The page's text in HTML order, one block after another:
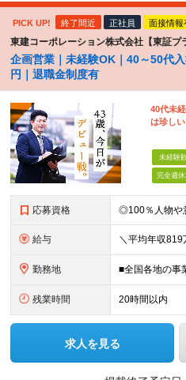
PICK UP! 終了間近 正社員 面接情報
東建コーポレーション株式会社【東証プ
企画営業｜未経験OK｜40～50代
円｜退職金制度有
40代未
は珍し
未経験
完全週休
応募資格
給与
勤務地
残業時間 20時間以内
求人を見る